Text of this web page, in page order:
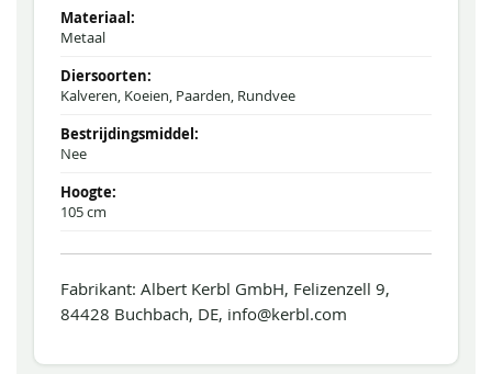
Metaal
Kalveren, Koeien, Paarden, Rundvee
Nee
105 cm
Fabrikant: Albert Kerbl GmbH, Felizenzell 9,
84428 Buchbach, DE, info@kerbl.com